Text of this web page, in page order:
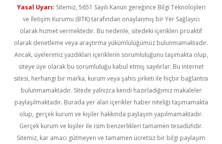
Yasal Uyarı: Sitemiz, 5651 Sayılı Kanun gereğince Bilgi Teknolojileri
ve İletişim Kurumu (BTK) tarafından onaylanmış bir Yer Sağlayıcı
olarak hizmet vermektedir. Bu nedenle, sitedeki içerikleri proaktif
olarak denetleme veya araştırma yükümlülüğümüz bulunmamaktadır.
Ancak, üyelerimiz yazdıkları içeriklerin sorumluluğunu taşımakta olup,
siteye üye olarak bu sorumluluğu kabul etmiş sayılırlar. Bu internet
sitesi, herhangi bir marka, kurum veya şahıs şirketi ile hiçbir bağlantısı
bulunmamaktadır. Sitede yalnızca kendi hazırladığımız makaleler
paylaşılmaktadır. Burada yer alan içerikler haber niteliği taşımamakta
olup, gerçek kurum ve kişiler hakkında paylaşım yapılmamaktadır.
Gerçek kurum ve kişiler ile isim benzerlikleri tamamen tesadüfidir.
Sitemiz, kar amacı gütmeyen ve tamamen ücretsiz bir bilgi paylaşım